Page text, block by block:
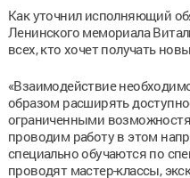
Как уточнил исполняющий
Ленинского мемориала
всех, кто хочет получать
«Взаимодействие
образом расширять
ограниченными
проводим работу в этом
специально обучаются по
проводят мастер-классы,